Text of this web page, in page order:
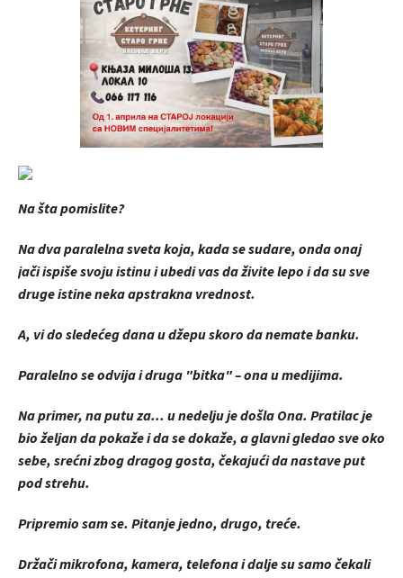
Na šta pomislite?
Na dva paralelna sveta koja, kada se sudare, onda onaj
jači ispiše svoju istinu i ubedi vas da živite lepo i da su sve
druge istine neka apstrakna vrednost.
A, vi do sledećeg dana u džepu skoro da nemate banku.
Paralelno se odvija i druga "bitka" – ona u medijima.
Na primer, na putu za... u nedelju je došla Ona. Pratilac je
bio željan da pokaže i da se dokaže, a glavni gledao sve oko
sebe, srećni zbog dragog gosta, čekajući da nastave put
pod strehu.
Pripremio sam se. Pitanje jedno, drugo, treće.
Držači mikrofona, kamera, telefona i dalje su samo čekali